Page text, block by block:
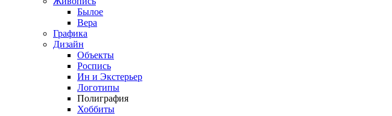
Былое
Вера
Графика
Дизайн
Объекты
Роспись
Ин и Экстерьер
Логотипы
Полиграфия
Хоббиты